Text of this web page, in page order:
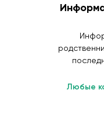
Любые